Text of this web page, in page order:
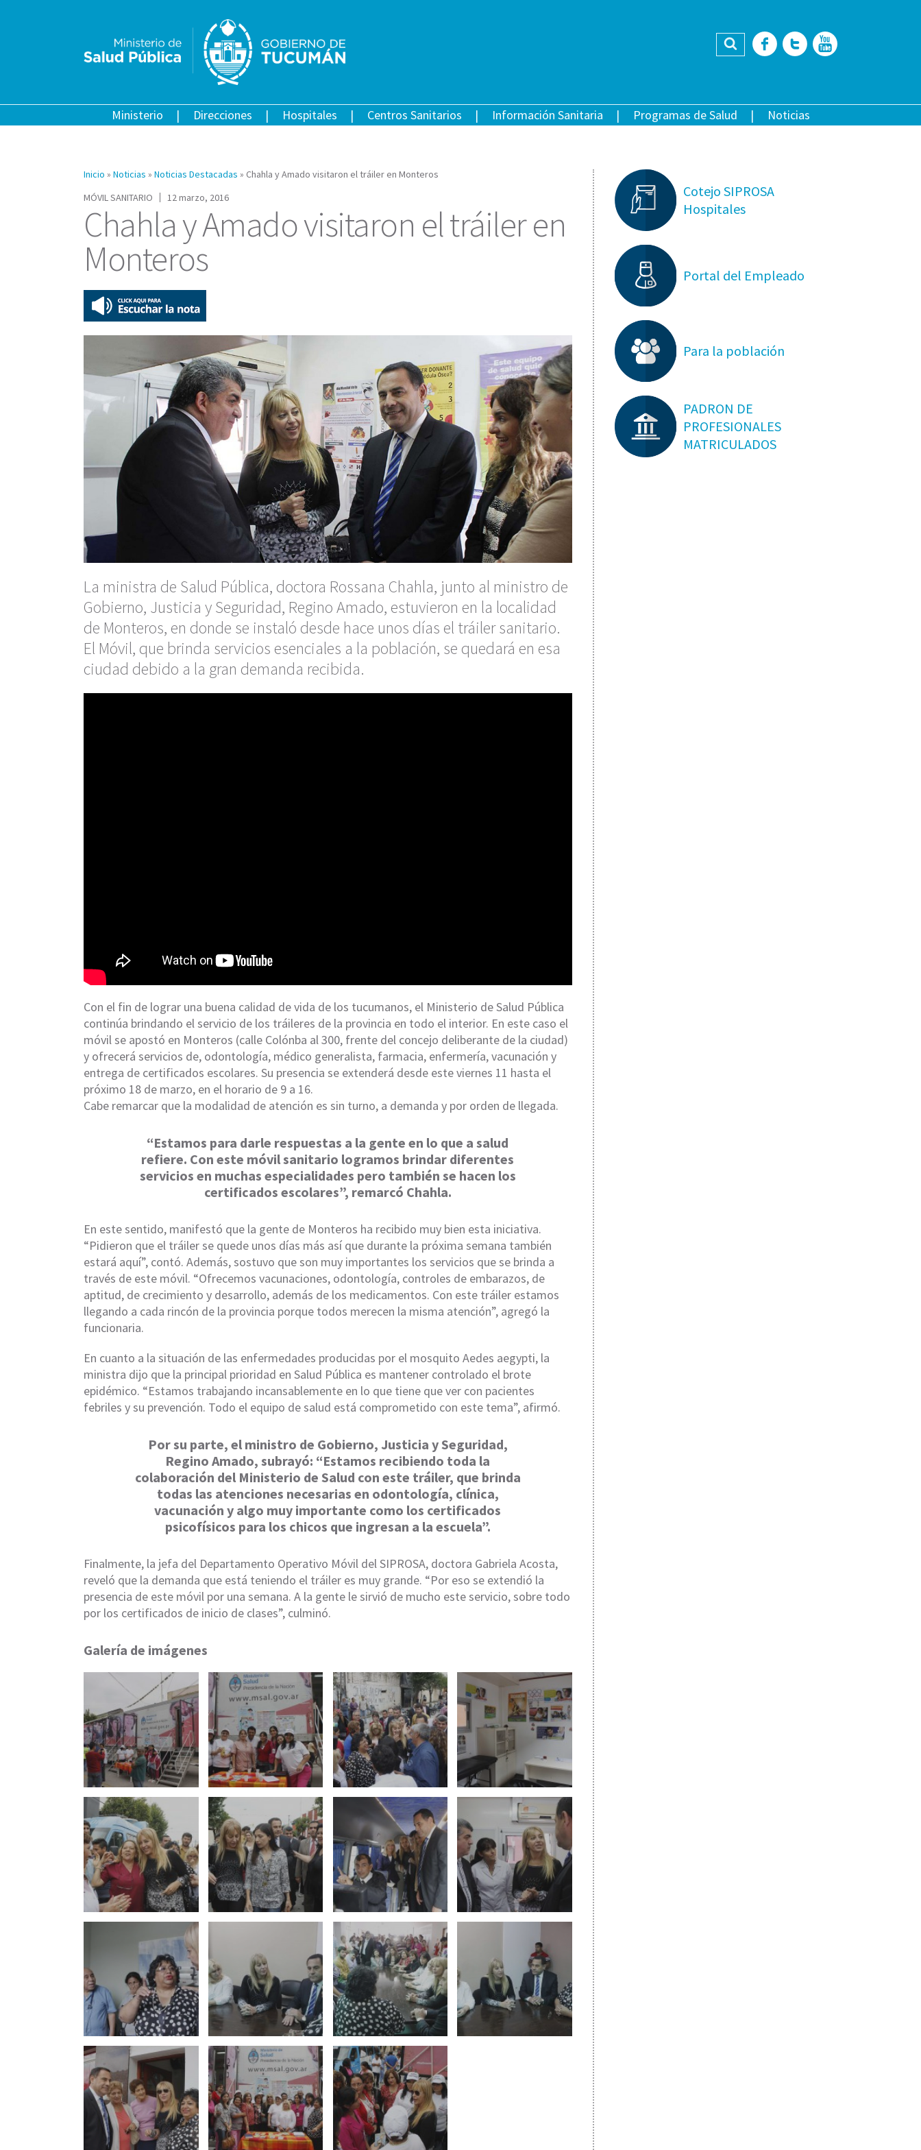
Buscar Facebook
Twitter
Ministerio Direcciones Hospitales Centros Sanitarios Información Sanitaria Programas de Salud Noticias
Inicio » Noticias » Noticias Destacadas » Chahla y Amado visitaron el tráiler en Monteros
MÓVIL SANITARIO
12 marzo, 2016
Chahla y Amado visitaron el tráiler en
Monteros
La ministra de Salud Pública, doctora Rossana Chahla, junto al ministro de
Gobierno, Justicia y Seguridad, Regino Amado, estuvieron en la localidad
de Monteros, en donde se instaló desde hace unos días el tráiler sanitario.
El Móvil, que brinda servicios esenciales a la población, se quedará en esa
ciudad debido a la gran demanda recibida.
Con el fin de lograr una buena calidad de vida de los tucumanos, el Ministerio de Salud Pública
continúa brindando el servicio de los tráileres de la provincia en todo el interior. En este caso el
móvil se apostó en Monteros (calle Colónba al 300, frente del concejo deliberante de la ciudad)
y ofrecerá servicios de, odontología, médico generalista, farmacia, enfermería, vacunación y
entrega de certificados escolares. Su presencia se extenderá desde este viernes 11 hasta el
próximo 18 de marzo, en el horario de 9 a 16.
Cabe remarcar que la modalidad de atención es sin turno, a demanda y por orden de llegada.
“Estamos para darle respuestas a la gente en lo que a salud
refiere. Con este móvil sanitario logramos brindar diferentes
servicios en muchas especialidades pero también se hacen los
certificados escolares”, remarcó Chahla.
En este sentido, manifestó que la gente de Monteros ha recibido muy bien esta iniciativa.
“Pidieron que el tráiler se quede unos días más así que durante la próxima semana también
estará aquí”, contó. Además, sostuvo que son muy importantes los servicios que se brinda a
través de este móvil. “Ofrecemos vacunaciones, odontología, controles de embarazos, de
aptitud, de crecimiento y desarrollo, además de los medicamentos. Con este tráiler estamos
llegando a cada rincón de la provincia porque todos merecen la misma atención”, agregó la
funcionaria.
En cuanto a la situación de las enfermedades producidas por el mosquito Aedes aegypti, la
ministra dijo que la principal prioridad en Salud Pública es mantener controlado el brote
epidémico. “Estamos trabajando incansablemente en lo que tiene que ver con pacientes
febriles y su prevención. Todo el equipo de salud está comprometido con este tema”, afirmó.
Por su parte, el ministro de Gobierno, Justicia y Seguridad,
Regino Amado, subrayó: “Estamos recibiendo toda la
colaboración del Ministerio de Salud con este tráiler, que brinda
todas las atenciones necesarias en odontología, clínica,
vacunación y algo muy importante como los certificados
psicofísicos para los chicos que ingresan a la escuela”.
Finalmente, la jefa del Departamento Operativo Móvil del SIPROSA, doctora Gabriela Acosta,
reveló que la demanda que está teniendo el tráiler es muy grande. “Por eso se extendió la
presencia de este móvil por una semana. A la gente le sirvió de mucho este servicio, sobre todo
por los certificados de inicio de clases”, culminó.
Galería de imágenes
Cotejo SIPROSA
Hospitales
Portal del Empleado
Para la población
PADRON DE
PROFESIONALES
MATRICULADOS